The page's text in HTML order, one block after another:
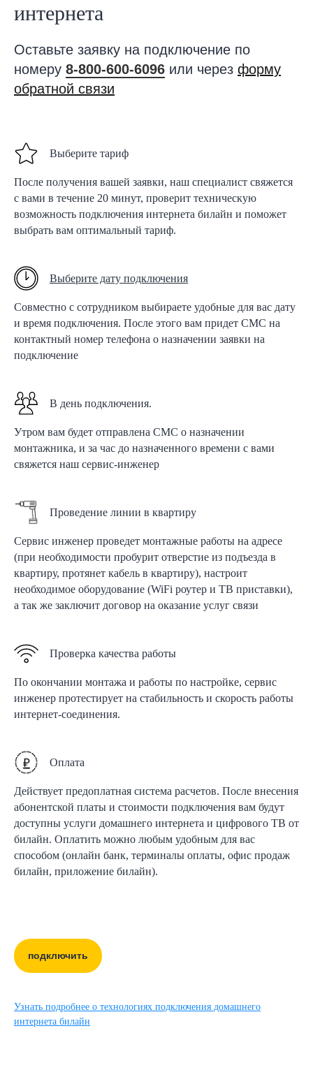
интернета
Оставьте заявку на подключение по
номеру 8-800-600-6096 или через форму
обратной связи
Выберите тариф
После получения вашей заявки, наш специалист свяжется
с вами в течение 20 минут, проверит техническую
возможность подключения интернета билайн и поможет
выбрать вам оптимальный тариф.
Выберите дату подключения
Совместно с сотрудником выбираете удобные для вас дату
и время подключения. После этого вам придет СМС на
контактный номер телефона о назначении заявки на
подключение
В день подключения.
Утром вам будет отправлена СМС о назначении
монтажника, и за час до назначенного времени с вами
свяжется наш сервис-инженер
Проведение линии в квартиру
Сервис инженер проведет монтажные работы на адресе
(при необходимости пробурит отверстие из подъезда в
квартиру, протянет кабель в квартиру), настроит
необходимое оборудование (WiFi роутер и ТВ приставки),
а так же заключит договор на оказание услуг связи
Проверка качества работы
По окончании монтажа и работы по настройке, сервис
инженер протестирует на стабильность и скорость работы
интернет-соединения.
Оплата
Действует предоплатная система расчетов. После внесения
абонентской платы и стоимости подключения вам будут
доступны услуги домашнего интернета и цифрового ТВ от
билайн. Оплатить можно любым удобным для вас
способом (онлайн банк, терминалы оплаты, офис продаж
билайн, приложение билайн).
подключить
Узнать подробнее о технологиях подключения домашнего
интернета билайн